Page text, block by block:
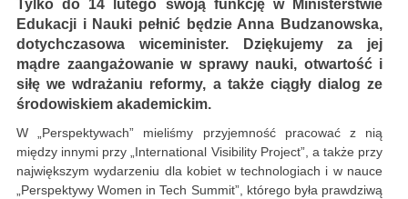
Tylko do 14 lutego swoją funkcję w Ministerstwie
Edukacji i Nauki pełnić będzie Anna Budzanowska,
dotychczasowa wiceminister. Dziękujemy za jej
mądre zaangażowanie w sprawy nauki, otwartość i
siłę we wdrażaniu reformy, a także ciągły dialog ze
środowiskiem akademickim.
W „Perspektywach” mieliśmy przyjemność pracować z nią
między innymi przy „International Visibility Project”, a także przy
największym wydarzeniu dla kobiet w technologiach i w nauce
„Perspektywy Women in Tech Summit”, którego była prawdziwą